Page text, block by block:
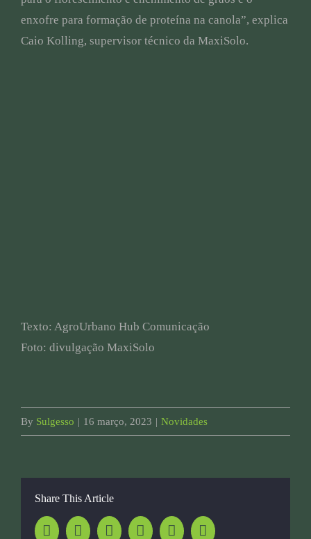
enxofre para formação de proteína na canola”, explica
Caio Kolling, supervisor técnico da MaxiSolo.
Texto: AgroUrbano Hub Comunicação
Foto: divulgação MaxiSolo
By Sulgesso | 16 março, 2023 | Novidades
Share This Article
Facebook
TwitterLinkedInWhatsapp
PinterestEmail